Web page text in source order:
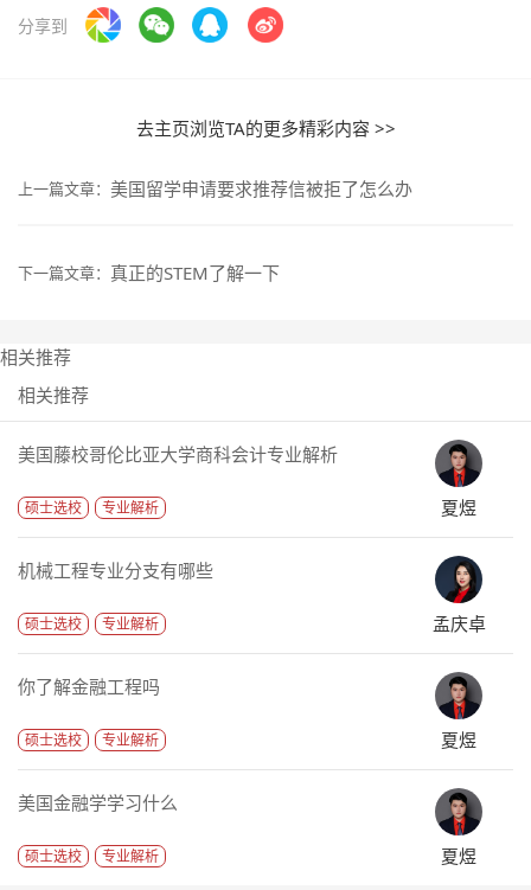
分享到
去主页浏览TA的更多精彩内容 >>
上一篇文章： 美国留学申请要求推荐信被拒了怎么办
下一篇文章： 真正的STEM了解一下
相关推荐
相关推荐
美国藤校哥伦比亚大学商科会计专业解析
硕士选校 专业解析 夏煜
机械工程专业分支有哪些
硕士选校 专业解析 孟庆卓
你了解金融工程吗
硕士选校 专业解析 夏煜
美国金融学学习什么
硕士选校 专业解析 夏煜